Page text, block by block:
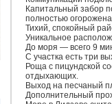
Капитальный забор
полностью
Тихий, спокойный
Уникальное
До моря — всего 9
С участка есть три
Роща с пицундской
отдыхающих.
Выход на песчаный
Дополнительный